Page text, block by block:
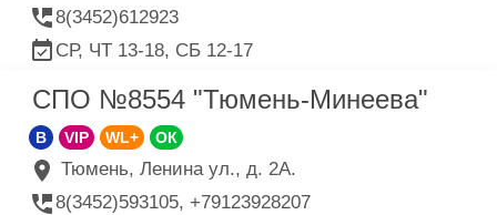
8(3452)612923
СР, ЧТ 13-18, СБ 12-17
СПО №8554 "Тюмень-Минеева"
B VIP WL+ ОК
Тюмень, Ленина ул., д. 2А.
8(3452)593105, +79123928207